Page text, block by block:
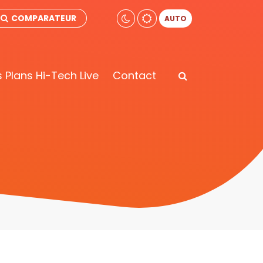
COMPARATEUR AUTO
Plans Hi-Tech Live Contact